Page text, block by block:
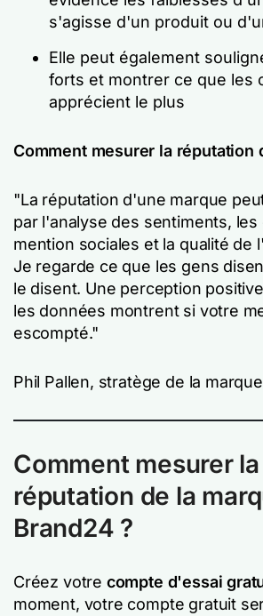
s'agisse d'un produit ou
Elle peut également
forts et montrer ce que les
apprécient le plus
Comment mesurer la réputation
"La réputation d'une marque
par l'analyse des sentiments,
mention sociales et la qualité de
Je regarde ce que les gens
le disent. Une perception
les données montrent si votre
escompté."
Phil Pallen, stratège de la marque
Comment mesurer la
réputation de la
Brand24 ?
Créez votre compte d'essai
moment, votre compte gratuit